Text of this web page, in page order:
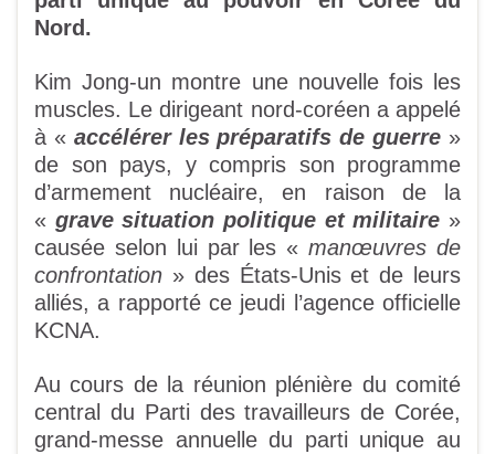
Nord.
Kim Jong-un montre une nouvelle fois les
muscles. Le dirigeant nord-coréen a appelé
à « accélérer les préparatifs de guerre »
de son pays, y compris son programme
d’armement nucléaire, en raison de la
« grave situation politique et militaire »
causée selon lui par les «manœuvres de
confrontation » des États-Unis et de leurs
alliés, a rapporté ce jeudi l’agence officielle
KCNA.
Au cours de la réunion plénière du comité
central du Parti des travailleurs de Corée,
grand-messe annuelle du parti unique au